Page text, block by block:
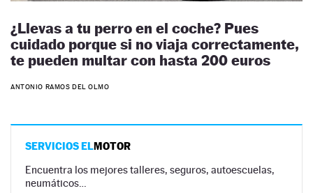
¿Llevas a tu perro en el coche? Pues
cuidado porque si no viaja correctamente,
te pueden multar con hasta 200 euros
ANTONIO RAMOS DEL OLMO
SERVICIOS ELMOTOR
Encuentra los mejores talleres, seguros, autoescuelas,
neumáticos…